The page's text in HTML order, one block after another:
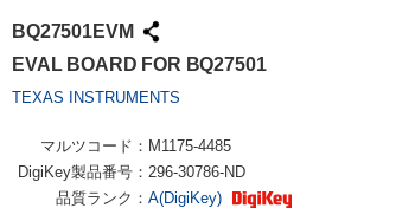
BQ27501EVM
EVAL BOARD FOR BQ27501
TEXAS INSTRUMENTS
マルツコード： M1175-4485
DigiKey製品番号： 296-30786-ND
品質ランク： A(DigiKey)